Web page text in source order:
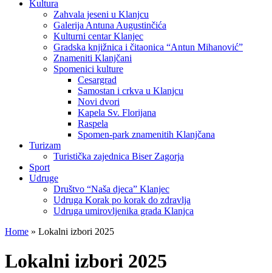
Kultura
Zahvala jeseni u Klanjcu
Galerija Antuna Augustinčića
Kulturni centar Klanjec
Gradska knjižnica i čitaonica “Antun Mihanović”
Znameniti Klanjčani
Spomenici kulture
Cesargrad
Samostan i crkva u Klanjcu
Novi dvori
Kapela Sv. Florijana
Raspela
Spomen-park znamenitih Klanjčana
Turizam
Turistička zajednica Biser Zagorja
Sport
Udruge
Društvo “Naša djeca” Klanjec
Udruga Korak po korak do zdravlja
Udruga umirovljenika grada Klanjca
Home » Lokalni izbori 2025
Lokalni izbori 2025